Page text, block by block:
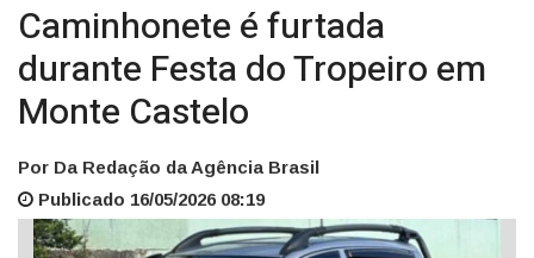
Caminhonete é furtada
durante Festa do Tropeiro em
Monte Castelo
Por Da Redação da Agência Brasil
Publicado 16/05/2026 08:19